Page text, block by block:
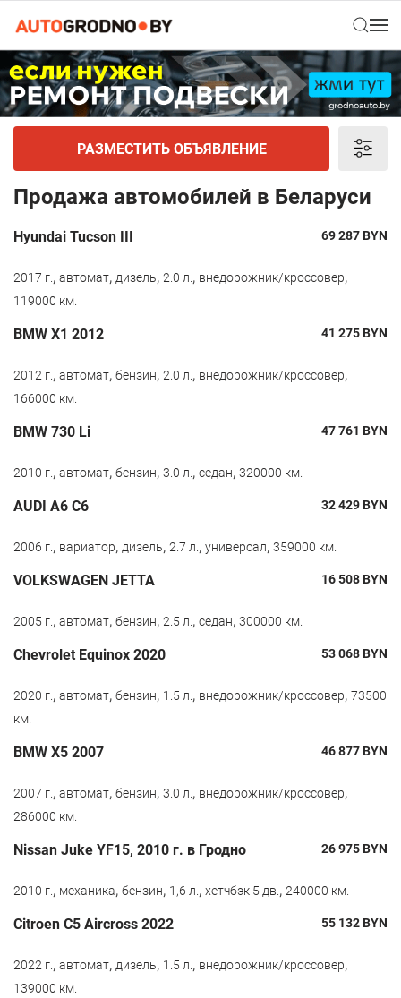
РАЗМЕСТИТЬ ОБЪЯВЛЕНИЕ
Продажа автомобилей в Беларуси
Hyundai Tucson III 69 287BYN
2017 г., автомат, дизель, 2.0 л., внедорожник/кроссовер,
119000 км.
BMW X1 2012 41 275BYN
2012 г., автомат, бензин, 2.0 л., внедорожник/кроссовер,
166000 км.
BMW 730 Li 47 761 BYN
2010 г., автомат, бензин, 3.0 л., седан, 320000 км.
AUDI A6 C6 32 429BYN
2006 г., вариатор, дизель, 2.7 л., универсал, 359000 км.
VOLKSWAGEN JETTA 16 508BYN
2005 г., автомат, бензин, 2.5 л., седан, 300000 км.
Chevrolet Equinox 2020 53 068BYN
2020 г., автомат, бензин, 1.5 л., внедорожник/кроссовер, 73500
км.
BMW X5 2007 46 877BYN
2007 г., автомат, бензин, 3.0 л., внедорожник/кроссовер,
286000 км.
Nissan Juke YF15, 2010 г. в Гродно 26 975BYN
2010 г., механика, бензин, 1,6 л., хетчбэк 5 дв., 240000 км.
Citroen С5 Aircross 2022 55 132BYN
2022 г., автомат, дизель, 1.5 л., внедорожник/кроссовер,
139000 км.